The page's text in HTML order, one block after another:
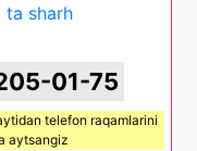
ta sharh
01-75
telefon raqamlarini
aytsangiz